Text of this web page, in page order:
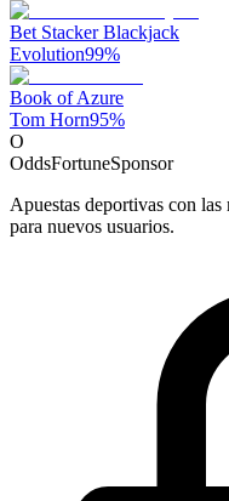
Bet Stacker Blackjack
Evolution99%
Book of Azure
Tom Horn95%
O
OddsFortuneSponsor
Apuestas deportivas con
para nuevos usuarios.